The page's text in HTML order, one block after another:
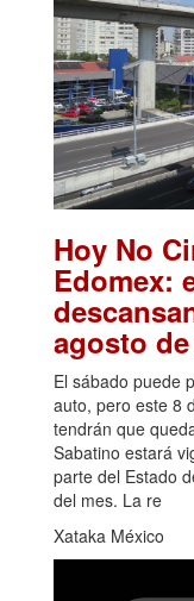
Hoy No
Edomex:
agosto de
El sábado puede
auto, pero este 8
tendrán que
Sabatino estará
parte del Estado
del mes. La re
Xataka México